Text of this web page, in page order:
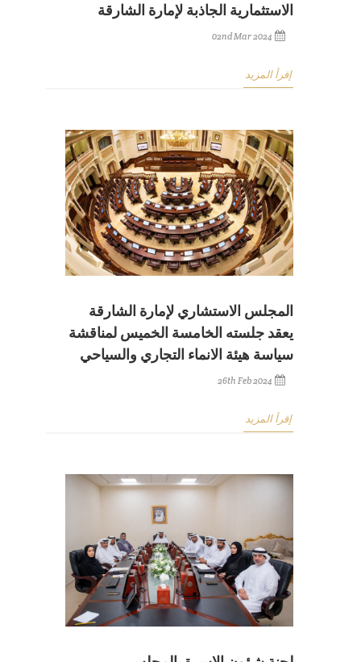
الاستثمارية الجاذبة لإمارة الشارقة
02nd Mar 2024
إقرأ المزيد
المجلس الاستشاري لإمارة الشارقة
يعقد جلسته الخامسة الخميس لمناقشة
سياسة هيئة الانماء التجاري والسياحي
26th Feb 2024
إقرأ المزيد